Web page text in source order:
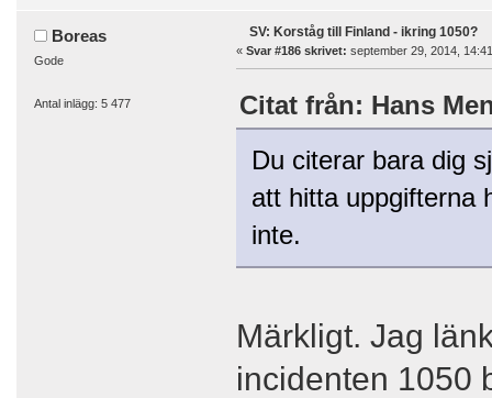
Boreas
Gode
Antal inlägg: 5 477
SV: Korståg till Finland - ikring 1050?
« Svar #186 skrivet: september 29, 2014,
Citat från: Hans
Du citerar bara dig
att hitta uppgifterna
inte.
Märkligt. Jag
incidenten 1050